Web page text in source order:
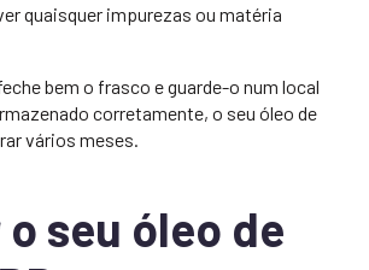
quaisquer impurezas ou matéria
bem o frasco e guarde-o num local
corretamente, o seu óleo de
vários meses.
seu óleo de